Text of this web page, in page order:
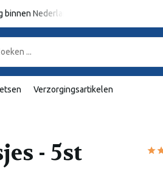
Nederland en België
Verzorgingsartikelen
- 5st